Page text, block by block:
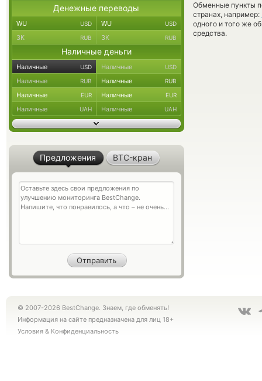
Обменные пункты
странах, например:
одного и того же
средства.
Денежные переводы
WU USD WU USD
ЗК RUB ЗК RUB
Наличные деньги
Наличные USD Наличные USD
Наличные RUB Наличные RUB
Наличные EUR Наличные EUR
Наличные UAH Наличные UAH
Предложения BTC-кран
© 2007-2026 BestChange. Знаем, где обменять!
Информация на сайте предназначена для лиц 18+
Условия & Конфиденциальность